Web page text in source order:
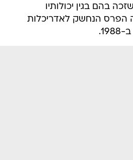
בהם בגין יכולותיו
הפרס הנחשק לאדריכלות